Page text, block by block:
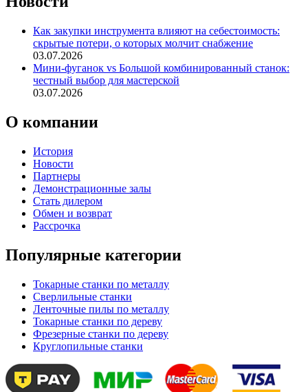
Как закупки инструмента влияют на себестоимость:
скрытые потери, о которых молчит снабжение
03.07.2026
Мини-фуганок vs Большой комбинированный станок:
честный выбор для мастерской
03.07.2026
О компании
История
Новости
Партнеры
Демонстрационные залы
Стать дилером
Обмен и возврат
Рассрочка
Популярные категории
Токарные станки по металлу
Сверлильные станки
Ленточные пилы по металлу
Токарные станки по дереву
Фрезерные станки по дереву
Круглопильные станки